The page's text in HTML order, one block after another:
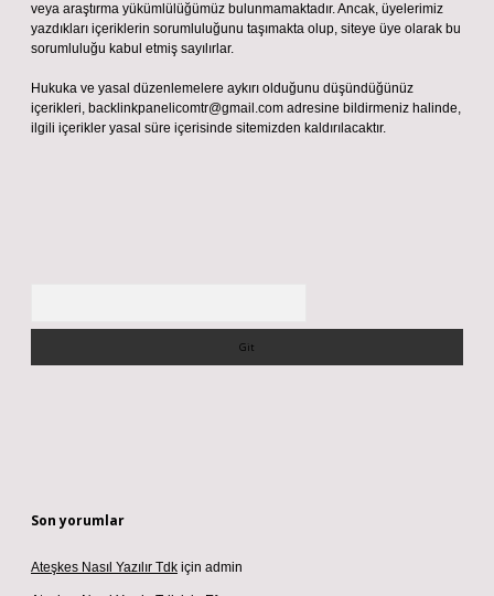
veya araştırma yükümlülüğümüz bulunmamaktadır. Ancak, üyelerimiz
yazdıkları içeriklerin sorumluluğunu taşımakta olup, siteye üye olarak bu
sorumluluğu kabul etmiş sayılırlar.
Hukuka ve yasal düzenlemelere aykırı olduğunu düşündüğünüz
içerikleri, backlinkpanelicomtr@gmail.com adresine bildirmeniz halinde,
ilgili içerikler yasal süre içerisinde sitemizden kaldırılacaktır.
Son yorumlar
Ateşkes Nasıl Yazılır Tdk için admin